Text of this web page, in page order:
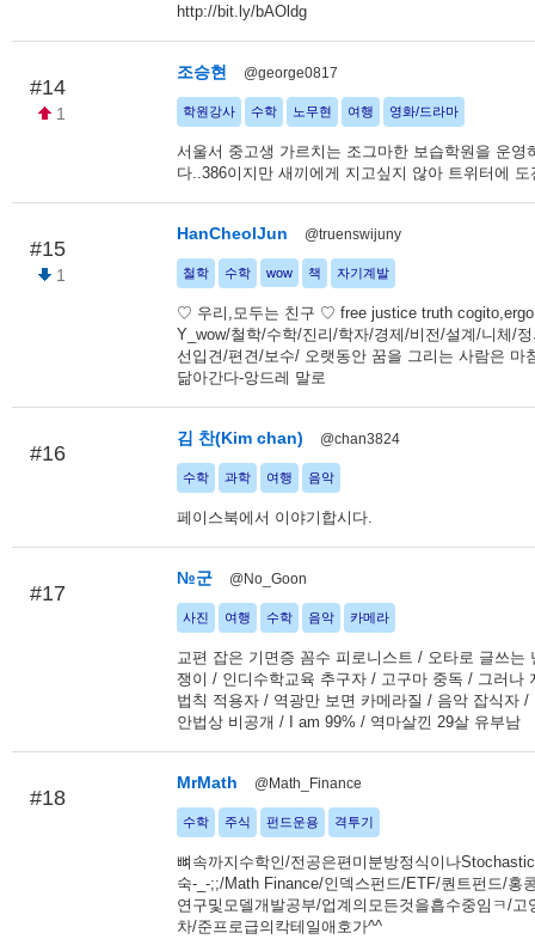
http://bit.ly/bAOldg
#14
1
조승현 @george0817
학원강사 수학 노무현 여행 영화/드라마
서울서 중고생 가르치는 조그마한 보습학원을 운영
다..386이지만 새끼에게 지고싶지 않아 트위터에 도
#15
1
HanCheolJun @truenswijuny
철학 수학 wow 책 자기계발
♡ 우리,모두는 친구 ♡ free justice truth
Y_wow/철학/수학/진리/학자/경제/비전/설계/니체/
선입견/편견/보수/ 오랫동안 꿈을 그리는 사람은 마
닮아간다-앙드레 말로
#16
김 찬(Kim chan) @chan3824
수학 과학 여행 음악
페이스북에서 이야기합시다.
#17
№군 @No_Goon
사진 여행 수학 음악 카메라
교편 잡은 기면증 꼼수 피로니스트 / 오타로 글쓰는
쟁이 / 인디수학교육 추구자 / 고구마 중독 / 그러나
법칙 적용자 / 역광만 보면 카메라질 / 음악 잡식자 /
안법상 비공개 / I am 99% / 역마살낀 29살 유부남
#18
MrMath @Math_Finance
수학 주식 펀드운용 격투기
뼈속까지수학인/전공은편미분방정식이나
숙-_-;;/Math Finance/인덱스펀드/ETF/퀀트펀드/홍
연구및모델개발공부/업계의모든것을흡수중임ㅋ/고
차/준프로급의칵테일애호가^^